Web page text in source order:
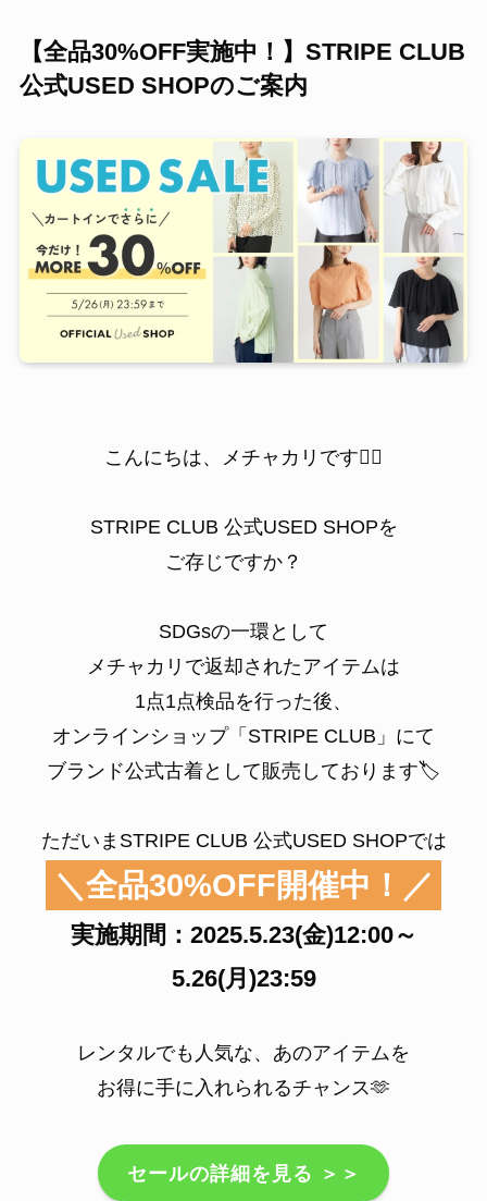
【全品30%OFF実施中！】STRIPE CLUB
公式USED SHOPのご案内
こんにちは、メチャカリです💁‍♀️
STRIPE CLUB 公式USED SHOPを
ご存じですか？
SDGsの一環として
メチャカリで返却されたアイテムは
1点1点検品を行った後、
オンラインショップ「STRIPE CLUB」にて
ブランド公式古着として販売しております🏷️
ただいまSTRIPE CLUB 公式USED SHOPでは
＼全品30%OFF開催中！／
実施期間：2025.5.23(金)12:00～
5.26(月)23:59
レンタルでも人気な、あのアイテムを
お得に手に入れられるチャンス🫶
セールの詳細を見る ＞＞